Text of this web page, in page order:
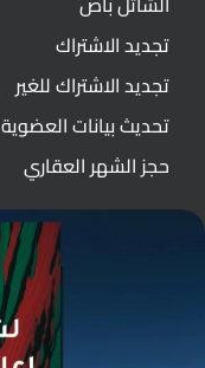
تجديد الاشتراك
تجديد الاشتراك للغير
تحديث بيانات العضوية
حجز الشهر العقاري